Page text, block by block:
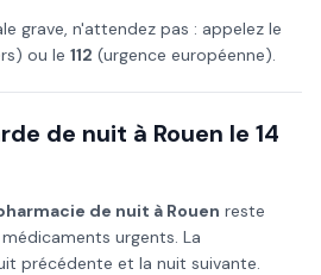
grave, n'attendez pas : appelez le
ou le 112 (urgence européenne).
de nuit à Rouen le 14
de nuit à Rouen reste
urgents. La
précédente et la nuit suivante.